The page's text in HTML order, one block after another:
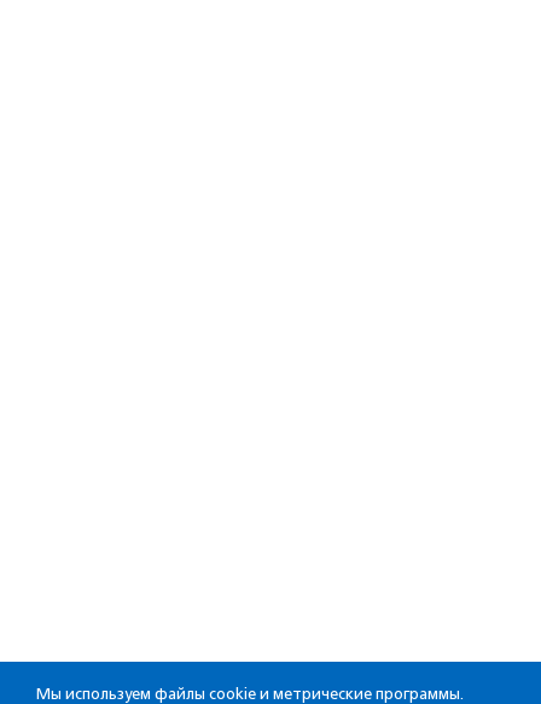
Мы используем файлы cookie и метрические программы.